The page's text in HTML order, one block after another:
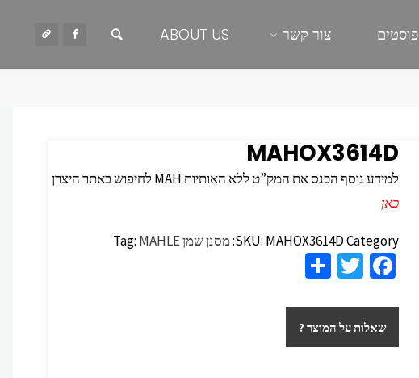
פוסטים צור קשר ABOUT US
MAHOX3614D
למידע נוסף הכנס את המק”ט ללא האותיות MAH לחיפוש באתר היצרן
כאן
SKU: MAHOX3614DCategory: מסנן שמן Tag: MAHLE
Fa
b
o
T
tt
er
ar
eשאלות על המוצר ?